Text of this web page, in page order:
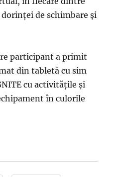
de schimbare și
participant a primit
din tabletă cu sim
cu activitățile și
în culorile